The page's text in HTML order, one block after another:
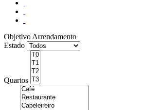
Objetivo Arrendamento
Estado
Quartos